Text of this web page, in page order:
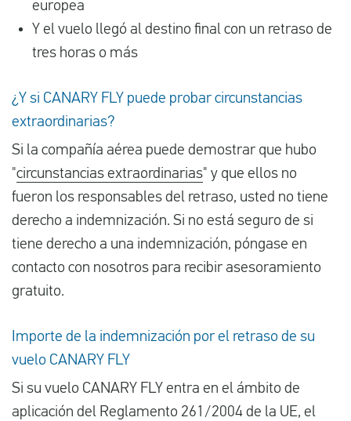
europea
Y el vuelo llegó al destino final con un retraso de
tres horas o más
¿Y si CANARY FLY puede probar circunstancias
extraordinarias?
Si la compañía aérea puede demostrar que hubo
"circunstancias extraordinarias" y que ellos no
fueron los responsables del retraso, usted no tiene
derecho a indemnización. Si no está seguro de si
tiene derecho a una indemnización, póngase en
contacto con nosotros para recibir asesoramiento
gratuito.
Importe de la indemnización por el retraso de su
vuelo CANARY FLY
Si su vuelo CANARY FLY entra en el ámbito de
aplicación del Reglamento 261/2004 de la UE, el